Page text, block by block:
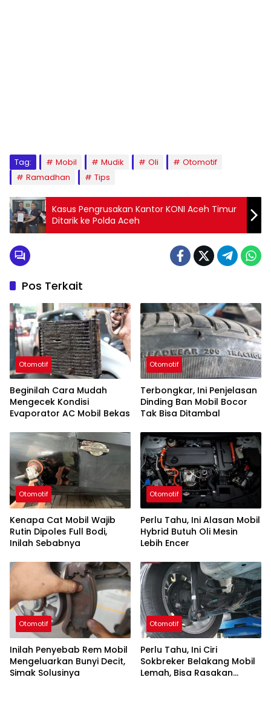
Tag: Mobil Mudik Oli
Otomotif
Ramadhan
Tips
Kasus Pengrusakan Kantor KONI Aceh Timur
Ditarik ke Polda Aceh
Pos Terkait
Otomotif
Beginilah Cara Mudah
Mengecek Kondisi
Evaporator AC Mobil Bekas
Otomotif
Terbongkar, Ini Penjelasan
Dinding Ban Mobil Bocor
Tak Bisa Ditambal
Otomotif
Kenapa Cat Mobil Wajib
Rutin Dipoles Full Bodi,
Inilah Sebabnya
Otomotif
Perlu Tahu, Ini Alasan Mobil
Hybrid Butuh Oli Mesin
Lebih Encer
Otomotif
Inilah Penyebab Rem Mobil
Mengeluarkan Bunyi Decit,
Simak Solusinya
Otomotif
Perlu Tahu, Ini Ciri
Sokbreker Belakang Mobil
Lemah, Bisa Rasakan